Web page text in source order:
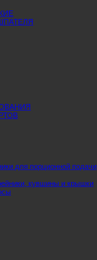
для порционной подачи
кувшины и крышки